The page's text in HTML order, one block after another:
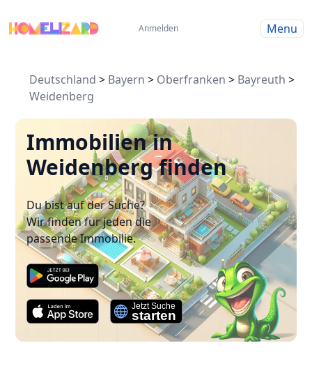
Anmelden Menu
Deutschland > Bayern > Oberfranken > Bayreuth >
Weidenberg
Immobilien in
Weidenberg finden
Du bist auf der Suche?
Wir finden für jeden die
passende Immobilie.